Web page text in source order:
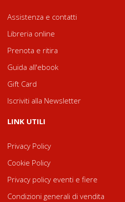
Assistenza e contatti
Libreria online
Prenota e ritira
Guida all'ebook
Gift Card
Iscriviti alla Newsletter
LINK UTILI
Privacy Policy
Cookie Policy
Privacy policy eventi e fiere
Condizioni generali di vendita